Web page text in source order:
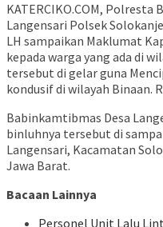
KATERCIKO.COM, Polresta
Langensari Polsek
LH sampaikan Maklumat
kepada warga yang ada di
tersebut di gelar guna
kondusif di wilayah Binaan.
Babinkamtibmas Desa
binluhnya tersebut di
Langensari, Kacamatan
Jawa Barat.
Bacaan Lainnya
Personel Unit Lalu